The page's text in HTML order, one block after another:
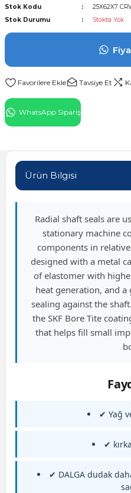
Rulman
Stok Kodu
25X62X7
Stok Durumu
Stokta Yok
Tavsiye Et
WhatsApp Sipariş
Ürün Bilgisi
Radial shaft seals are
stationary machine
components in
designed with a metal
of elastomer with
heat generation, and
sealing against the
the SKF Bore Tite
that helps fill small
✔ Yağ
✔
✔ DALGA dudak